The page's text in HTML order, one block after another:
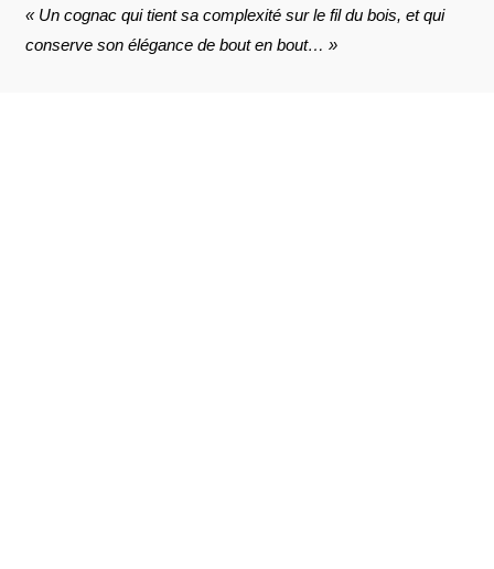
« Un cognac qui tient sa complexité sur le fil du bois, et qui
conserve son élégance de bout en bout… »